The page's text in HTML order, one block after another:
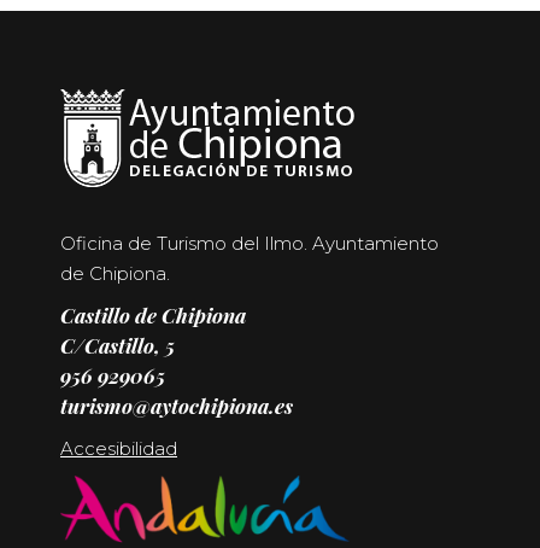
Oficina de Turismo del Ilmo. Ayuntamiento
de Chipiona.
Castillo de Chipiona
C/Castillo, 5
956 929065
turismo@aytochipiona.es
Accesibilidad